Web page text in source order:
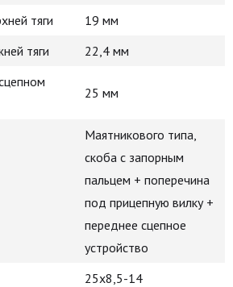
тяги
19 мм
тяги
22,4 мм
25 мм
Маятникового типа,
скоба с запорным
пальцем + поперечина
под прицепную вилку +
переднее сцепное
устройство
25х8,5-14